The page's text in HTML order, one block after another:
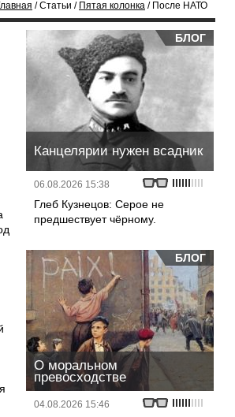
/ Статьи / Пятая колонка / После НАТО
БЛОГ
Канцелярии нужен всадник
06.08.2026 15:38
Глеб Кузнецов: Серое не
предшествует чёрному.
БЛОГ
О моральном
превосходстве
04.08.2026 15:46